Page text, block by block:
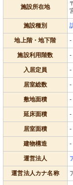
施設所在地
施設種別
地上階・地下階 -
施設利用階数 -
入居定員 -
居室総数 -
敷地面積 -
延床面積 -
居室面積 -
建物構造 -
運営法人
運営法人カナ名称